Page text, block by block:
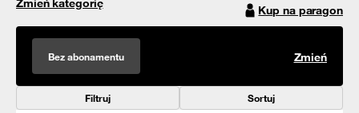
Zmień kategorię Kup na paragon
Bez abonamentu Zmień
Filtruj Sortuj